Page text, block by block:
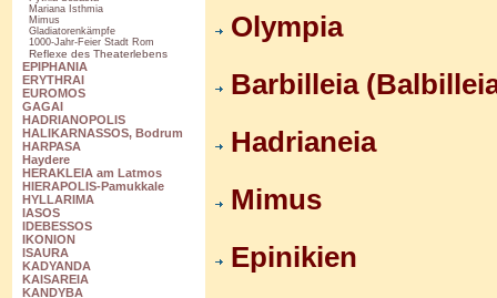
Mariana Isthmia
Mimus
Gladiatorenkämpfe
1000-Jahr-Feier Stadt Rom
Reflexe des Theaterlebens
EPIPHANIA
ERYTHRAI
EUROMOS
GAGAI
HADRIANOPOLIS
HALIKARNASSOS, Bodrum
HARPASA
Haydere
HERAKLEIA am Latmos
HIERAPOLIS-Pamukkale
HYLLARIMA
IASOS
IDEBESSOS
IKONION
ISAURA
KADYANDA
KAISAREIA
KANDYBA
Olympia
Barbilleia
Hadrianeia
Mimus
Epinikien